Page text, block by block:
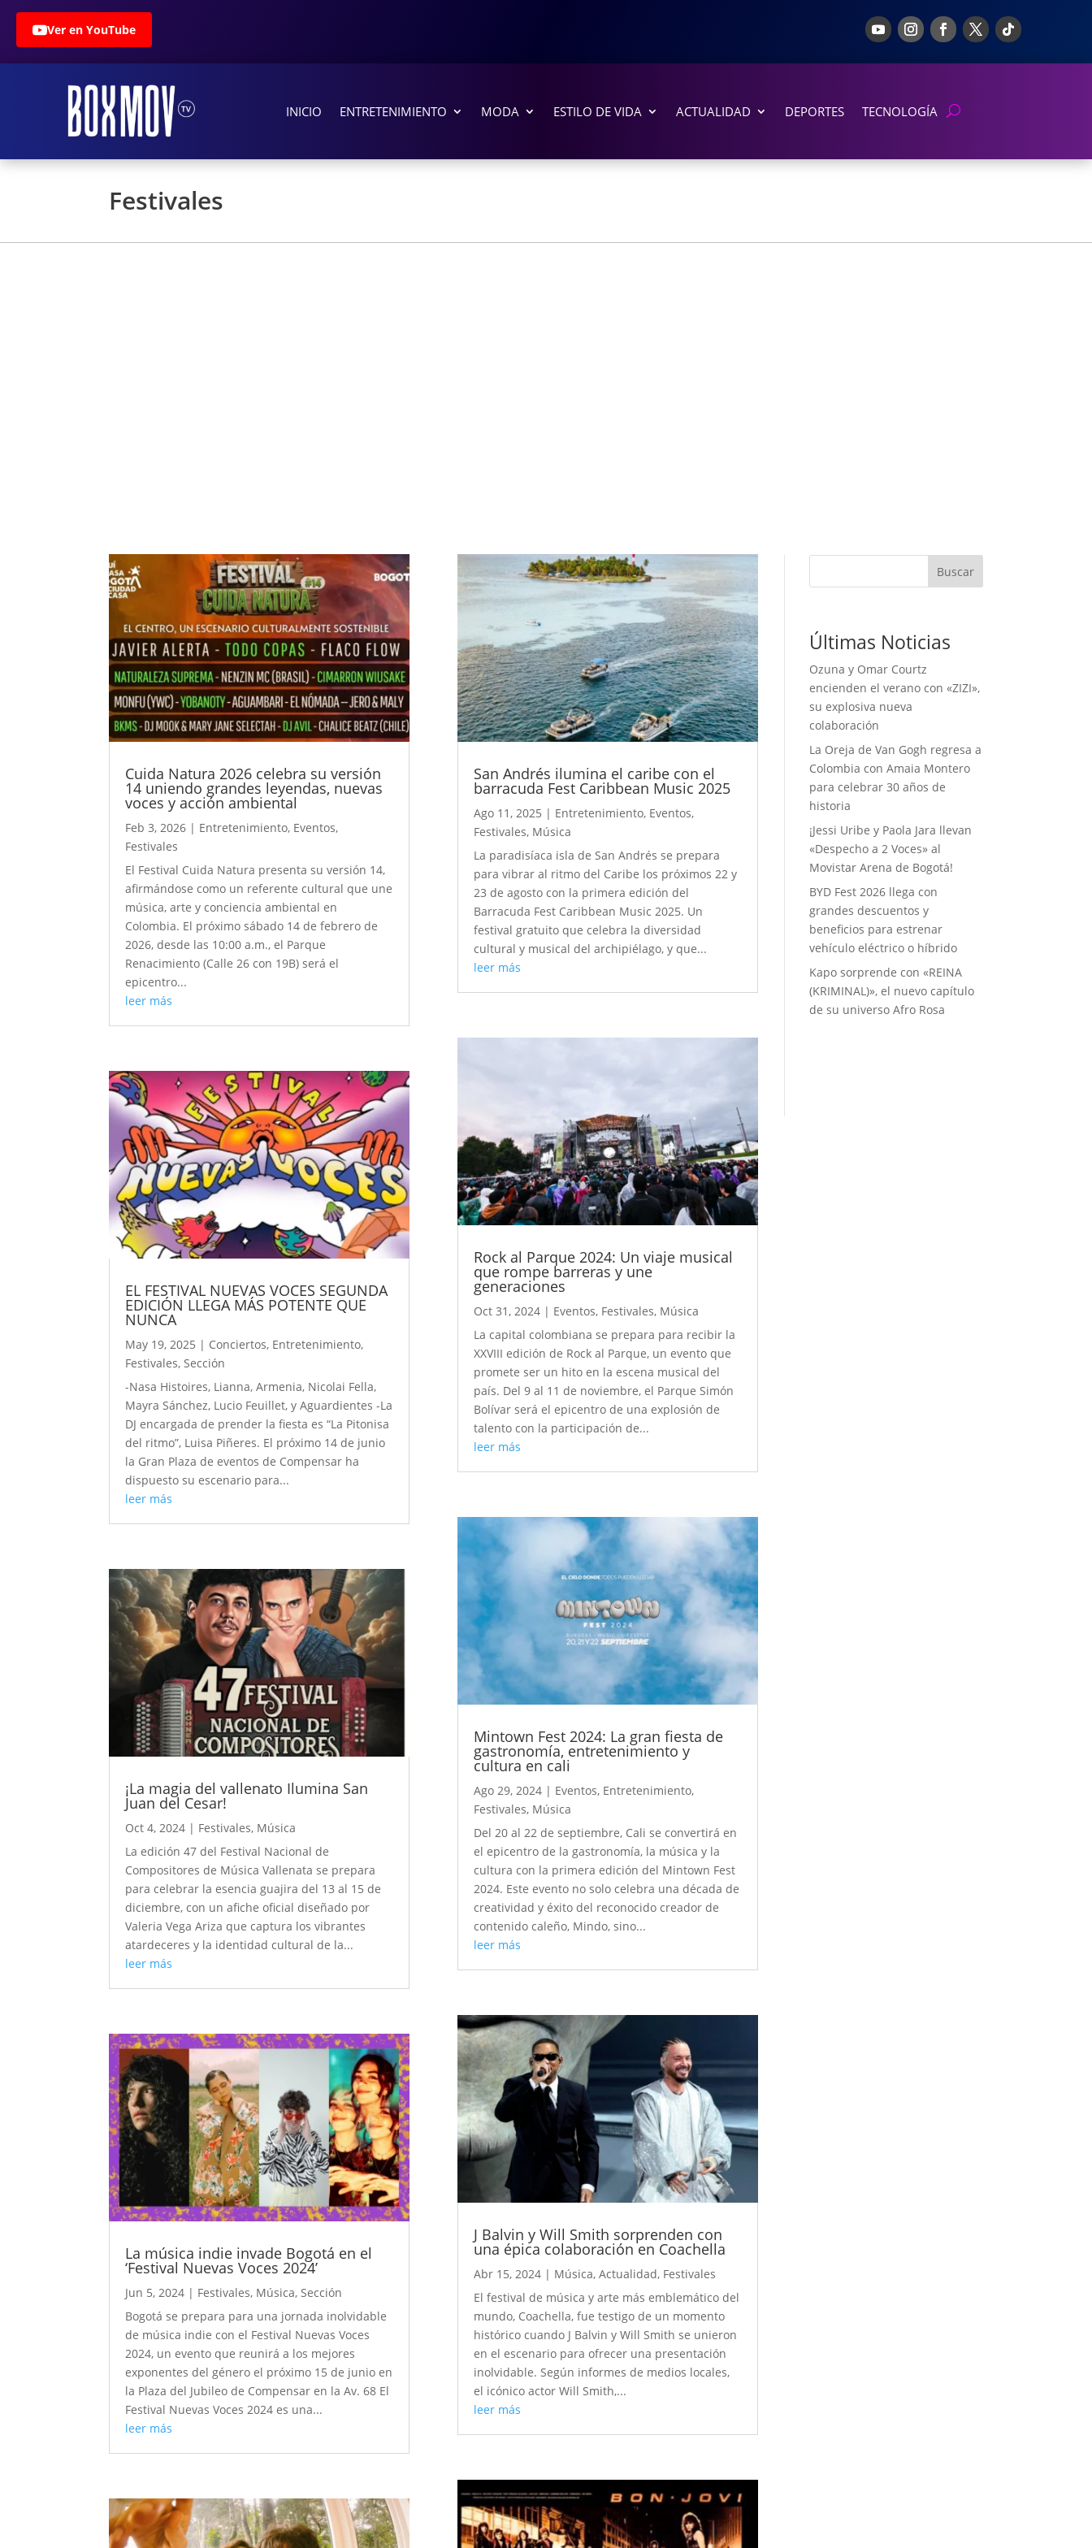
Ver en YouTube
INICIO ENTRETENIMIENTO MODA ESTILO DE VIDA ACTUALIDAD DEPORTES TECNOLOGÍA
Festivales
Cuida Natura 2026 celebra su versión
14 uniendo grandes leyendas, nuevas
voces y acción ambiental
Feb 3, 2026 | Entretenimiento, Eventos,
Festivales
El Festival Cuida Natura presenta su versión 14,
afirmándose como un referente cultural que une
música, arte y conciencia ambiental en
Colombia. El próximo sábado 14 de febrero de
2026, desde las 10:00 a.m., el Parque
Renacimiento (Calle 26 con 19B) será el
epicentro...
leer más
EL FESTIVAL NUEVAS VOCES SEGUNDA
EDICIÓN LLEGA MÁS POTENTE QUE
NUNCA
May 19, 2025 | Conciertos, Entretenimiento,
Festivales,Sección
-Nasa Histoires, Lianna, Armenia, Nicolai Fella,
Mayra Sánchez, Lucio Feuillet, y Aguardientes -La
DJ encargada de prender la fiesta es “La Pitonisa
del ritmo”, Luisa Piñeres. El próximo 14 de junio
la Gran Plaza de eventos de Compensar ha
dispuesto su escenario para...
leer más
¡La magia del vallenato Ilumina San
Juan del Cesar!
Oct 4, 2024 | Festivales, Música
La edición 47 del Festival Nacional de
Compositores de Música Vallenata se prepara
para celebrar la esencia guajira del 13 al 15 de
diciembre, con un afiche oficial diseñado por
Valeria Vega Ariza que captura los vibrantes
atardeceres y la identidad cultural de la...
leer más
La música indie invade Bogotá en el
‘Festival Nuevas Voces 2024’
Jun 5, 2024 | Festivales, Música,Sección
Bogotá se prepara para una jornada inolvidable
de música indie con el Festival Nuevas Voces
2024, un evento que reunirá a los mejores
exponentes del género el próximo 15 de junio en
la Plaza del Jubileo de Compensar en la Av. 68 El
Festival Nuevas Voces 2024 es una...
leer más
San Andrés ilumina el caribe con el
barracuda Fest Caribbean Music 2025
Ago 11, 2025 | Entretenimiento, Eventos,
Festivales, Música
La paradisíaca isla de San Andrés se prepara
para vibrar al ritmo del Caribe los próximos 22 y
23 de agosto con la primera edición del
Barracuda Fest Caribbean Music 2025. Un
festival gratuito que celebra la diversidad
cultural y musical del archipiélago, y que...
leer más
Rock al Parque 2024: Un viaje musical
que rompe barreras y une
generaciones
Oct 31, 2024 | Eventos, Festivales, Música
La capital colombiana se prepara para recibir la
XXVIII edición de Rock al Parque, un evento que
promete ser un hito en la escena musical del
país. Del 9 al 11 de noviembre, el Parque Simón
Bolívar será el epicentro de una explosión de
talento con la participación de...
leer más
Mintown Fest 2024: La gran fiesta de
gastronomía, entretenimiento y
cultura en cali
Ago 29, 2024 | Eventos, Entretenimiento,
Festivales, Música
Del 20 al 22 de septiembre, Cali se convertirá en
el epicentro de la gastronomía, la música y la
cultura con la primera edición del Mintown Fest
2024. Este evento no solo celebra una década de
creatividad y éxito del reconocido creador de
contenido caleño, Mindo, sino...
leer más
J Balvin y Will Smith sorprenden con
una épica colaboración en Coachella
Abr 15, 2024 | Música,Actualidad, Festivales
El festival de música y arte más emblemático del
mundo, Coachella, fue testigo de un momento
histórico cuando J Balvin y Will Smith se unieron
en el escenario para ofrecer una presentación
inolvidable. Según informes de medios locales,
el icónico actor Will Smith,...
leer más
Buscar
Últimas Noticias
Ozuna y Omar Courtz
encienden el verano con «ZIZI»,
su explosiva nueva
colaboración
La Oreja de Van Gogh regresa a
Colombia con Amaia Montero
para celebrar 30 años de
historia
¡Jessi Uribe y Paola Jara llevan
«Despecho a 2 Voces» al
Movistar Arena de Bogotá!
BYD Fest 2026 llega con
grandes descuentos y
beneficios para estrenar
vehículo eléctrico o híbrido
Kapo sorprende con «REINA
(KRIMINAL)», el nuevo capítulo
de su universo Afro Rosa